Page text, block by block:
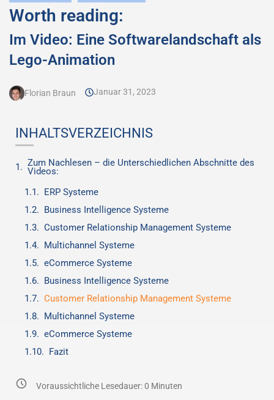
Worth reading:
Im Video: Eine Softwarelandschaft als
Lego-Animation
Florian Braun Januar 31, 2023
INHALTSVERZEICHNIS
Zum Nachlesen – die Unterschiedlichen Abschnitte des
Videos:
ERP Systeme
Business Intelligence Systeme
Customer Relationship Management Systeme
Multichannel Systeme
eCommerce Systeme
Business Intelligence Systeme
Customer Relationship Management Systeme
Multichannel Systeme
eCommerce Systeme
Fazit
Voraussichtliche Lesedauer:0 Minuten